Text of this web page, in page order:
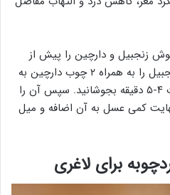
زنجبیل و دارچین را پیش از
صرف غذا میل کنید. ۱-۲ برش زنجبیل را به همراه ۲ چوب دارچین به
۴ فنجان آب اضافه کنید. به مدت ۴-۵ دقیقه بجوشانید. سپس آن را
کمی عسل به آن اضافه و میل